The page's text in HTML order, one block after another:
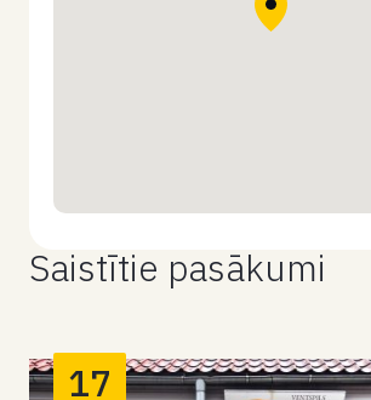
Saistītie pasākumi
17